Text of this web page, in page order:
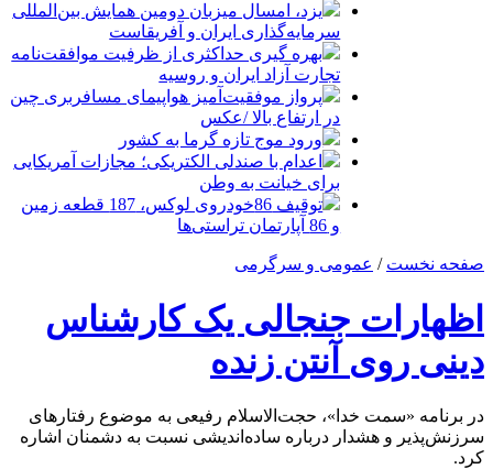
یزد، امسال میزبان دومین همایش بین‌المللی
سرمایه‌گذاری ایران و آفریقاست
بهره گیری حداکثری از ظرفیت موافقت‌نامه
تجارت آزاد ایران و روسیه
پرواز موفقیت‌آمیز هواپیمای مسافربری چین
در ارتفاع بالا /عکس
ورود موج تازه گرما به کشور
اعدام با صندلی الکتریکی؛ مجازات آمریکایی
برای خیانت به وطن
توقیف 86خودروی لوکس، 187 قطعه زمین
و 86 آپارتمان تراستی‌ها
صفحه نخست / عمومی و سرگرمی
اظهارات جنجالی یک کارشناس
دینی روی آنتن زنده
در برنامه «سمت خدا»، حجت‌الاسلام رفیعی به موضوع رفتارهای
سرزنش‌پذیر و هشدار درباره ساده‌اندیشی نسبت به دشمنان اشاره
کرد.